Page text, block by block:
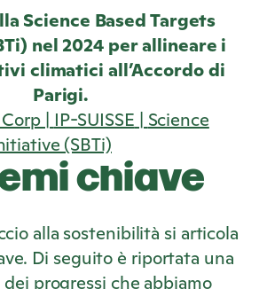
Science Based Targets
nel 2024 per allineare i
climatici all’Accordo di
Parigi.
Corp | IP-SUISSE | Science
(SBTi)
chiave
alla sostenibilità si articola
Di seguito è riportata una
progressi che abbiamo